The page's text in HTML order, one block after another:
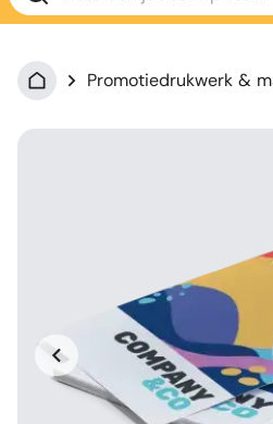
Promotiedrukwerk &